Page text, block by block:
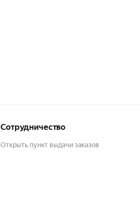
Сотрудничество
Открыть пункт выдачи заказов